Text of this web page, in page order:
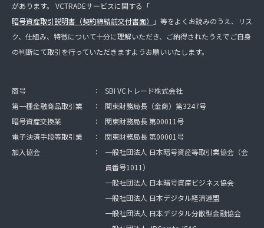
があります。 VCTRADEサービスに関する「
暗号資産取引説明書（契約締結前交付書面）
」等をよくお読みのうえ、リス
ク、仕組み、特徴について十分に理解いただき、ご納得されたうえでご自身
の判断にて取引を行っていただきますようお願いいたします。
商号 ：
SBI VCトレード株式会社
第一種金融商品取引業
：
関東財務局長（金商）第3247号
暗号資産交換業
：
関東財務局長 第00011号
電子決済手段等取引業
：
関東財務局長 第00001号
加入協会
：
一般社団法人 日本暗号資産等取引業協会（会
員番号1011）
一般社団法人 日本暗号資産ビジネス協会
一般社団法人 日本デジタル経済連盟
一般社団法人 日本デジタル分散型金融協会